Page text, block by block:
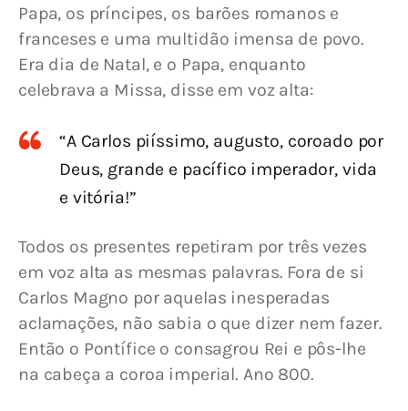
Papa, os príncipes, os barões romanos e
franceses e uma multidão imensa de povo.
Era dia de Natal, e o Papa, enquanto
celebrava a Missa, disse em voz alta:
“A Carlos piíssimo, augusto, coroado por
Deus, grande e pacífico imperador, vida
e vitória!”
Todos os presentes repetiram por três vezes
em voz alta as mesmas palavras. Fora de si
Carlos Magno por aquelas inesperadas
aclamações, não sabia o que dizer nem fazer.
Então o Pontífice o consagrou Rei e pôs-lhe
na cabeça a coroa imperial. Ano 800.